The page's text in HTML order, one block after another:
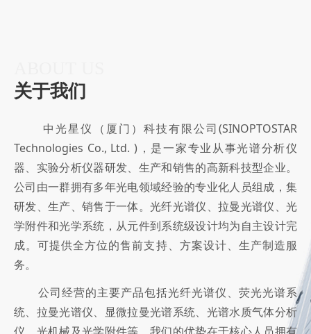
关于我们
中光星仪（厦门）科技有限公司(SINOPTOSTAR
Technologies Co., Ltd. )，是一家专业从事光谱分析仪
器、实验分析仪器研发、生产和销售的高新科技型企业。
公司由一群拥有多年光电领域经验的专业化人员组成，集
研发、生产、销售于一体。光纤光谱仪、拉曼光谱仪、光
学附件和光学系统，从元件到系统级设计均为自主设计完
成。可提供全方位的售前支持、方案设计、生产制造服
务。
公司经营的主要产品包括光纤光谱仪、荧光光谱系
统、拉曼光谱仪、显微拉曼光谱系统、光谱水质气体分析